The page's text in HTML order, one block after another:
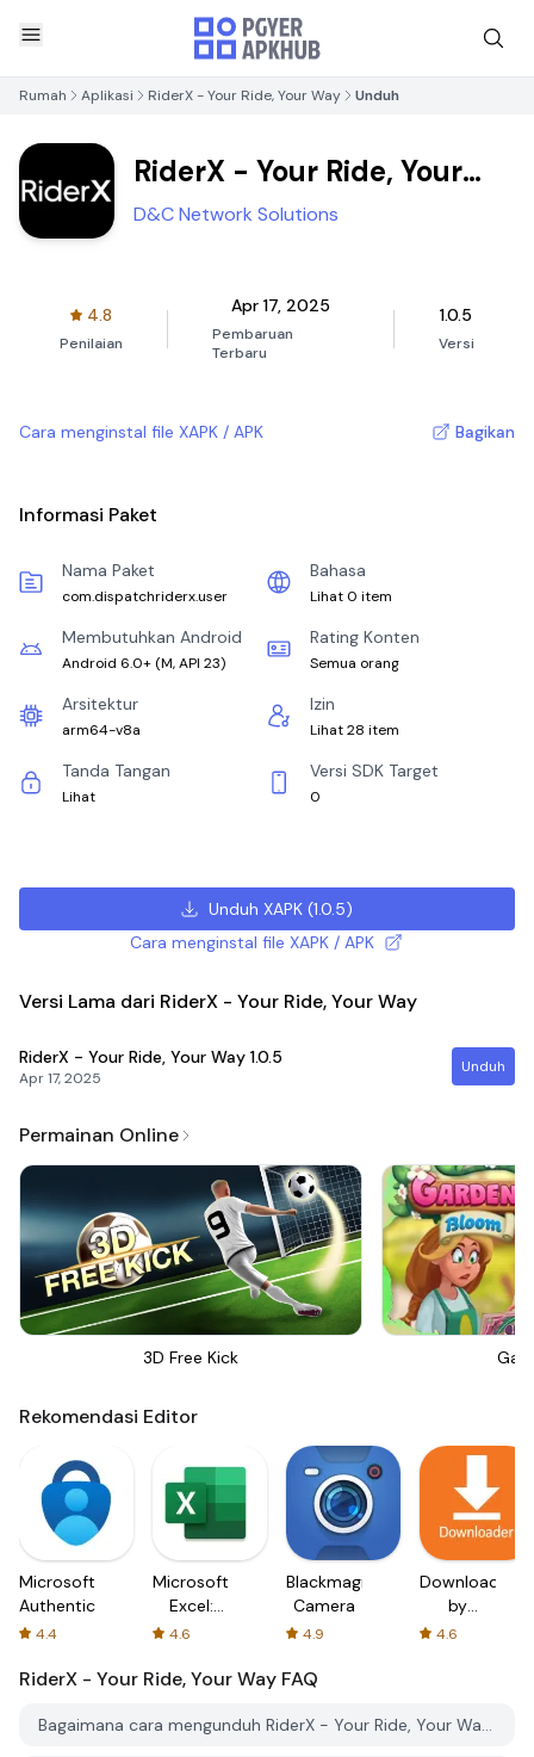
Rumah Aplikasi RiderX - Your Ride, Your Way Unduh
RiderX - Your Ride, Your
Way
D&C Network Solutions
4.8
Penilaian
Apr 17, 2025
Pembaruan
Terbaru
1.0.5
Versi
Cara menginstal file XAPK / APK Bagikan
Informasi Paket
Nama Paket
com.dispatchriderx.user
Bahasa
Lihat 0 item
Membutuhkan Android
Android 6.0+ (M, API 23)
Rating Konten
Semua orang
Arsitektur
arm64-v8a
Izin
Lihat 28 item
Tanda Tangan
Lihat
Versi SDK Target
0
Unduh XAPK (1.0.5)
Cara menginstal file XAPK / APK
Versi Lama dari RiderX - Your Ride, Your Way
RiderX - Your Ride, Your Way 1.0.5
Apr 17, 2025
Unduh
Permainan Online
3D Free Kick
Rekomendasi Editor
Microsoft
Authenticator
4.4
Microsoft
Excel:
Spreadsheets
4.6
Blackmagic
Camera
4.9
Downloader
by
AFTVnews
4.6
RiderX - Your Ride, Your Way FAQ
Bagaimana cara mengunduh RiderX - Your Ride, Your Way dari PGYER APK HUB?